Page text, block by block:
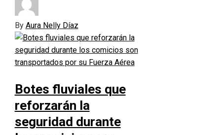
By Aura Nelly Díaz
Botes fluviales que
reforzarán la
seguridad durante